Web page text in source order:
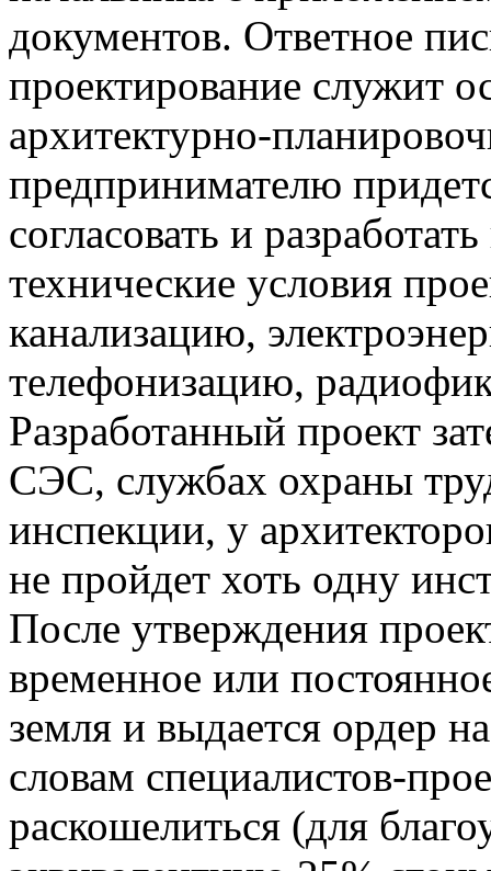
документов. Ответное
проектирование служит
архитектурно-
предпринимателю
согласовать и
технические условия
канализацию,
телефонизацию,
Разработанный проект
СЭС, службах охраны
инспекции, у
не пройдет хоть одну
После утверждения
временное или
земля и выдается ордер
словам специалистов-
раскошелиться (для